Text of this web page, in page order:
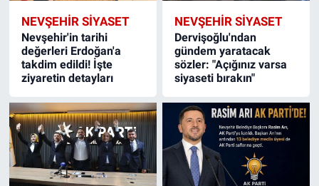
NEVŞEHIR SIYASET
Nevşehir'in tarihi
değerleri Erdoğan'a
takdim edildi! İşte
ziyaretin detayları
NEVŞEHIR SIYASET
Dervişoğlu'ndan
gündem yaratacak
sözler: "Açığınız varsa
siyaseti bırakın"